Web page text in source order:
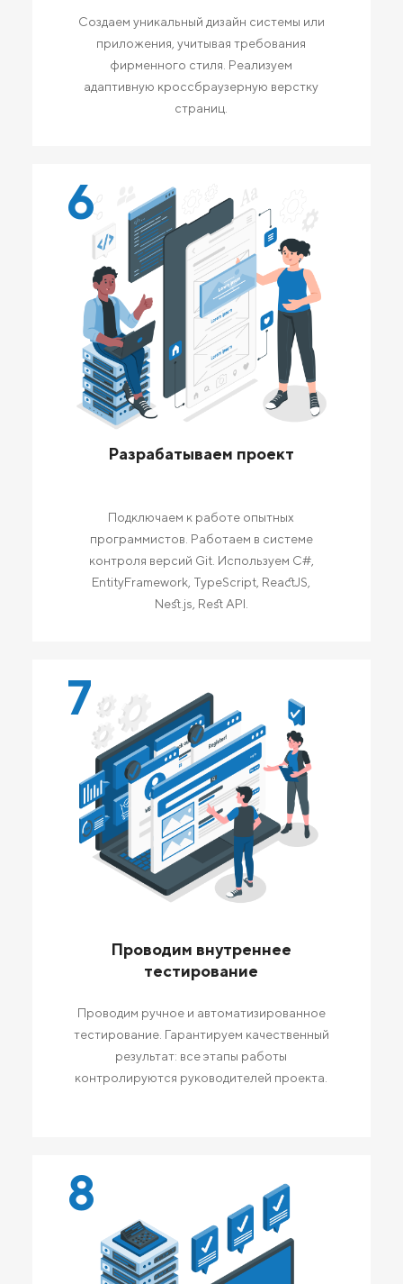
Создаем уникальный дизайн системы или
приложения, учитывая требования
фирменного стиля. Реализуем
адаптивную кроссбраузерную верстку
страниц.
6
Разрабатываем проект
Подключаем к работе опытных
программистов. Работаем в системе
контроля версий Git. Используем C#,
EntityFramework, TypeScript, ReactJS,
Nest.js, Rest API.
7
Проводим внутреннее
тестирование
Проводим ручное и автоматизированное
тестирование. Гарантируем качественный
результат: все этапы работы
контролируются руководителей проекта.
8